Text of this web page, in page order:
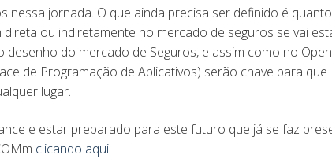
nessa jornada. O que ainda precisa ser definido é
ou indiretamente no mercado de seguros se vai
do mercado de Seguros, e assim como no
de Programação de Aplicativos) serão chave para que
lugar.
e estar preparado para este futuro que já se faz
clicando aqui.